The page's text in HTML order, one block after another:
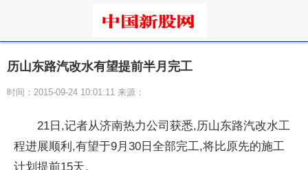
历山东路汽改水有望提前半月完工
时间：2015-09-24 10:01:11 来源：
21日,记者从济南热力公司获悉,历山东路汽改水工
程进展顺利,有望于9月30日全部完工,将比原先的施工
计划提前15天。